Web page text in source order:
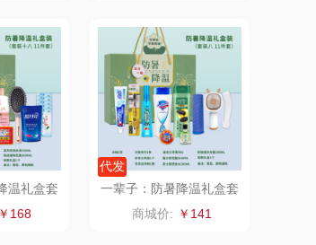
路悠悠
伊莎贝拉
圣耳
温礼盒套
持自由搭
￥168
代发
一辈子：防暑降温礼盒套
装（绿色款）支持自由搭
配
商城价: ￥141